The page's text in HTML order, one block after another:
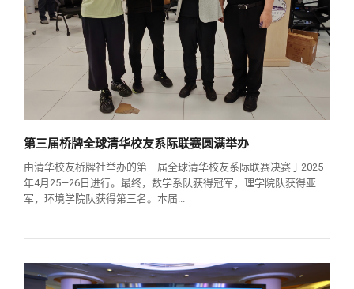
第三届桥牌全球清华校友系际联赛圆满举办
由清华校友桥牌社举办的第三届全球清华校友系际联赛决赛于2025
年4月25—26日进行。最终，数学系队获得冠军，理学院队获得亚
军，环境学院队获得第三名。本届...